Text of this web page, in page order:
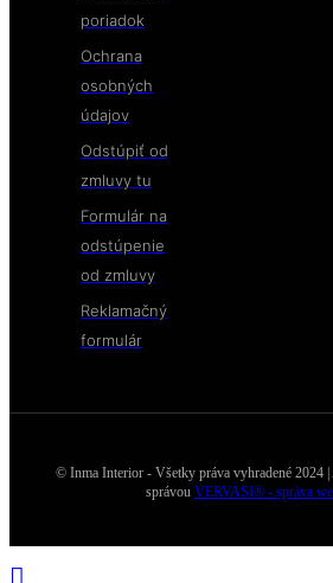
poriadok
Ochrana
osobných
údajov
Odstúpiť od
zmluvy tu
Formulár na
odstúpenie
od zmluvy
Reklamačný
formulár
© Inma Interior - Všetky práva vyhradené 2024
správou VERVASI® - správa